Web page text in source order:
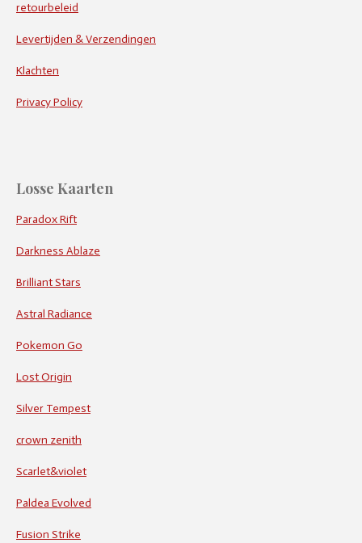
retourbeleid
Levertijden & Verzendingen
Klachten
Privacy Policy
Losse Kaarten
Paradox Rift
Darkness Ablaze
Brilliant Stars
Astral Radiance
Pokemon Go
Lost Origin
Silver Tempest
crown zenith
Scarlet&violet
Paldea Evolved
Fusion Strike